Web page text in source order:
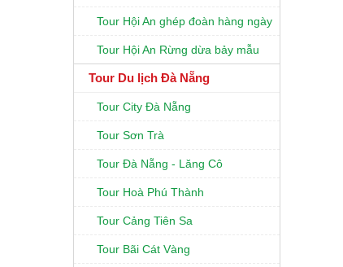
Tour Hội An ghép đoàn hàng ngày
Tour Hội An Rừng dừa bảy mẫu
Tour Du lịch Đà Nẵng
Tour City Đà Nẵng
Tour Sơn Trà
Tour Đà Nẵng - Lăng Cô
Tour Hoà Phú Thành
Tour Cảng Tiên Sa
Tour Bãi Cát Vàng